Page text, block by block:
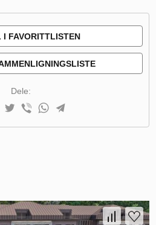
I FAVORITTLISTEN
Dele: